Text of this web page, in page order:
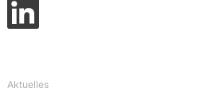
Aktuelles